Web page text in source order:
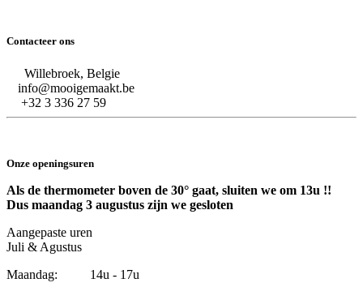
Contacteer ons
Willebroek, Belgie
info@mooigemaakt.be
+32 3 336 27 59
Onze openingsuren
Als de thermometer boven de 30° gaat, sluiten we om 13u !!
Dus maandag 3 augustus zijn we gesloten
Aangepaste uren
Juli & Agustus
Maandag: 14u - 17u